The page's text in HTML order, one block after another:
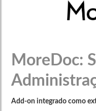
MoreDoc:
Add-on integrado como